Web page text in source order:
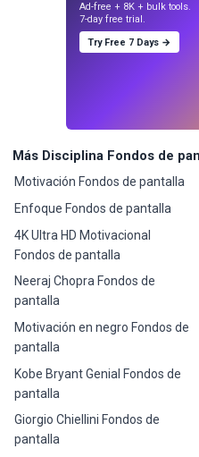
Ad-free + 8K + bulk tools.
7-day free trial.
Try Free 7 Days →
Más Disciplina Fondos de
Motivación Fondos de pantalla
Enfoque Fondos de pantalla
4K Ultra HD Motivacional
Fondos de pantalla
Neeraj Chopra Fondos de
pantalla
Motivación en negro Fondos de
pantalla
Kobe Bryant Genial Fondos de
pantalla
Giorgio Chiellini Fondos de
pantalla